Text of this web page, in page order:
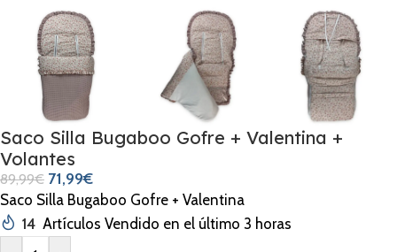
Saco Silla Bugaboo Gofre + Valentina +
Volantes
89,99€ 71,99€
Saco Silla Bugaboo Gofre + Valentina
14 Artículos Vendido en el último 3 horas